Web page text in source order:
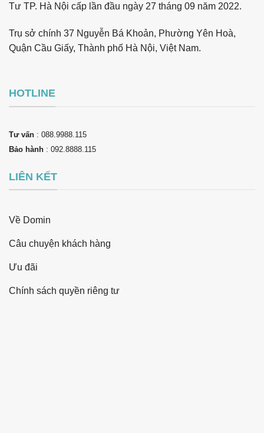
Tư TP. Hà Nội cấp lần đầu ngày 27 tháng 09 năm 2022.
Trụ sở chính 37 Nguyễn Bá Khoản, Phường Yên Hoà,
Quận Cầu Giấy, Thành phố Hà Nội, Việt Nam.
HOTLINE
Tư vấn : 088.9988.115
Bảo hành : 092.8888.115
LIÊN KẾT
Về Domin
Câu chuyện khách hàng
Ưu đãi
Chính sách quyền riêng tư